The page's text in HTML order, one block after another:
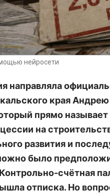
нейросети
направляла
края
прямо
на
развития и
было
счётная
отписка. Но